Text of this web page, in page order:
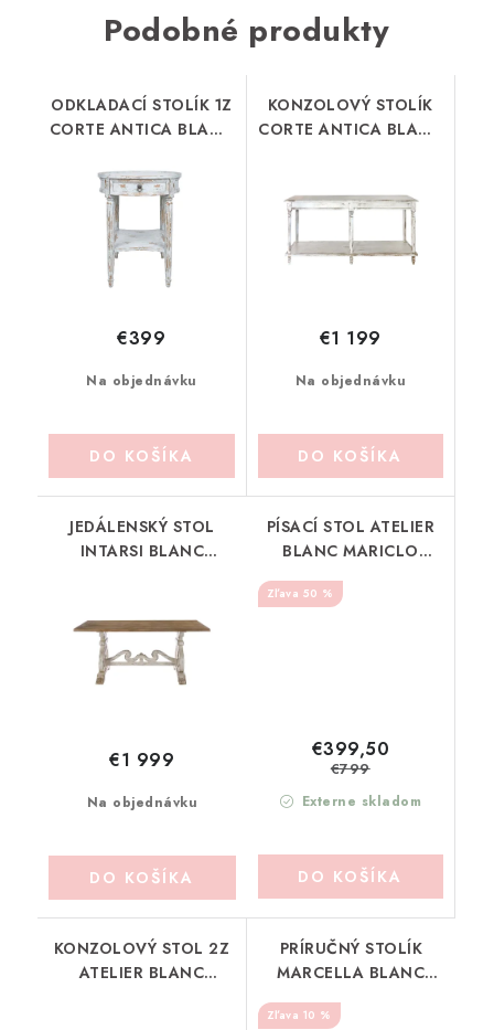
Podobné produkty
ODKLADACÍ STOLÍK 1Z
CORTE ANTICA BLANC
Na objednávku
€399
DO KOŠÍKA
KONZOLOVÝ STOLÍK
CORTE ANTICA BLANC
Na objednávku
€1 199
DO KOŠÍKA
JEDÁLENSKÝ STOL
INTARSI BLANC
Na objednávku
€1 999
DO KOŠÍKA
PÍSACÍ STOL ATELIER
BLANC MARICLO
50 %
Externe skladom
€399,50
€799
DO KOŠÍKA
KONZOLOVÝ STOL 2Z
ATELIER BLANC
PRÍRUČNÝ STOLÍK
MARCELLA BLANC
MARICLO (A34601)
10 %